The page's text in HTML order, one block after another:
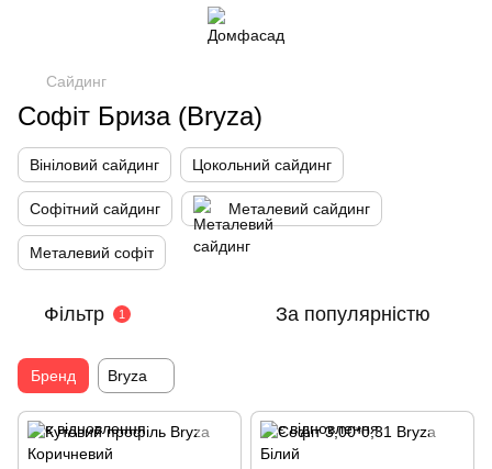
Сайдинг
Софіт Бриза (Bryza)
Вініловий сайдинг Цокольний сайдинг
Софітний сайдинг Металевий сайдинг
Металевий софіт
Фільтр 1 За популярністю
Бренд Bryza